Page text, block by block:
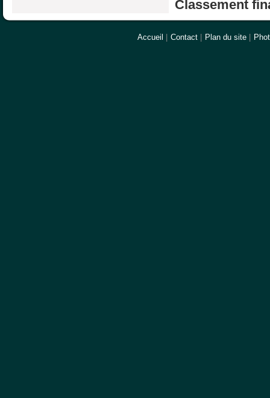
Classement
Accueil | Contact | Plan du site |